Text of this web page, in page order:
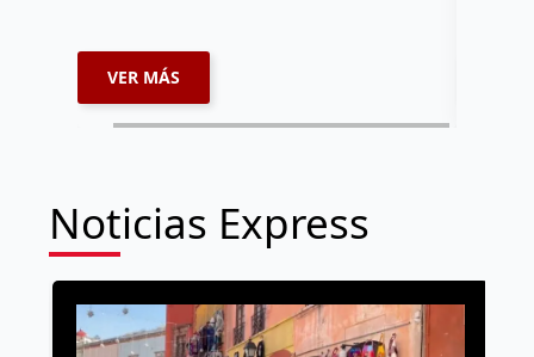
VER MÁS
Noticias Express